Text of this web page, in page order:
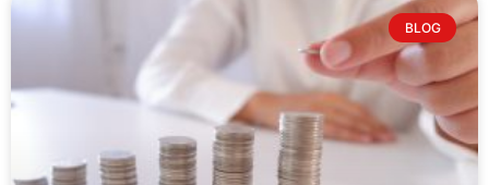
BLOG